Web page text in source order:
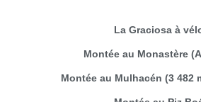
La Graciosa à
Montée au Monastère
Montée au Mulhacén (3 482